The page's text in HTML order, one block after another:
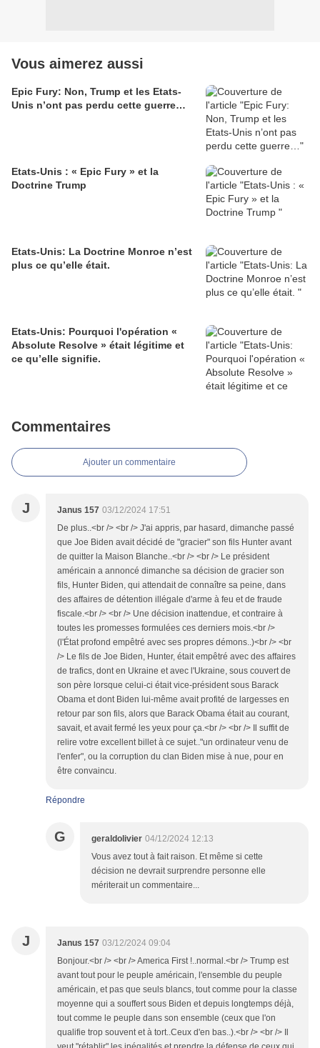
Vous aimerez aussi
Epic Fury: Non, Trump et les Etats-
Unis n’ont pas perdu cette guerre…
Etats-Unis : « Epic Fury » et la
Doctrine Trump
Etats-Unis: La Doctrine Monroe n’est
plus ce qu’elle était.
Etats-Unis: Pourquoi l'opération «
Absolute Resolve » était légitime et
ce qu’elle signifie.
Commentaires
Ajouter un commentaire
J Janus 157 03/12/2024 17:51
De plus..<br /> <br /> J'ai appris, par hasard, dimanche passé
que Joe Biden avait décidé de "gracier" son fils Hunter avant
de quitter la Maison Blanche..<br /> <br /> Le président
américain a annoncé dimanche sa décision de gracier son
fils, Hunter Biden, qui attendait de connaître sa peine, dans
des affaires de détention illégale d'arme à feu et de fraude
fiscale.<br /> <br /> Une décision inattendue, et contraire à
toutes les promesses formulées ces derniers mois.<br />
(l'État profond empêtré avec ses propres démons..)<br /> <br
/> Le fils de Joe Biden, Hunter, était empêtré avec des affaires
de trafics, dont en Ukraine et avec l'Ukraine, sous couvert de
son père lorsque celui-ci était vice-président sous Barack
Obama et dont Biden lui-même avait profité de largesses en
retour par son fils, alors que Barack Obama était au courant,
savait, et avait fermé les yeux pour ça.<br /> <br /> Il suffit de
relire votre excellent billet à ce sujet.."un ordinateur venu de
l'enfer", ou la corruption du clan Biden mise à nue, pour en
être convaincu.
Répondre
G geraldolivier 04/12/2024 12:13
Vous avez tout à fait raison. Et même si cette
décision ne devrait surprendre personne elle
mériterait un commentaire...
J Janus 157 03/12/2024 09:04
Bonjour.<br /> <br /> America First !..normal.<br /> Trump est
avant tout pour le peuple américain, l'ensemble du peuple
américain, et pas que seuls blancs, tout comme pour la classe
moyenne qui a souffert sous Biden et depuis longtemps déjà,
tout comme le peuple dans son ensemble (ceux que l'on
qualifie trop souvent et à tort..Ceux d'en bas..).<br /> <br /> Il